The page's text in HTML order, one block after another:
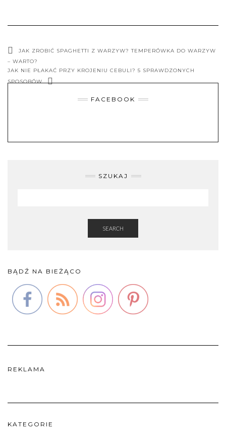
JAK ZROBIĆ SPAGHETTI Z WARZYW? TEMPERÓWKA DO WARZYW
– WARTO?
JAK NIE PŁAKAĆ PRZY KROJENIU CEBULI? 5 SPRAWDZONYCH
SPOSOBÓW
FACEBOOK
SZUKAJ
SEARCH
BĄDŹ NA BIEŻĄCO
REKLAMA
KATEGORIE